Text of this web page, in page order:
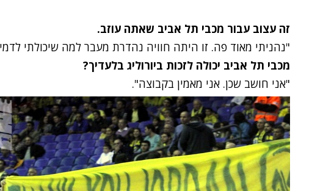
זה עצוב עבור מכבי תל אביב שאתה עוזב.
"נהניתי מאוד פה. זו היתה חוויה נהדרת מעבר למה שיכולתי
מכבי תל אביב יכולה לזכות ביורוליג בלעדיך?
"אני חושב שכן. אני מאמין בקבוצה".